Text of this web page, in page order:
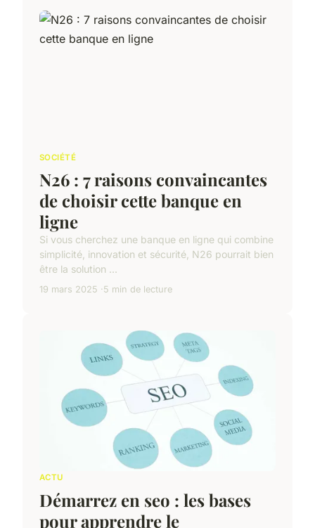
SOCIÉTÉ
N26 : 7 raisons convaincantes
de choisir cette banque en
ligne
Si vous cherchez une banque en ligne qui combine
simplicité, innovation et sécurité, N26 pourrait bien
être la solution ...
19 mars 2025 5 min de lecture
ACTU
Démarrez en seo : les bases
pour apprendre le